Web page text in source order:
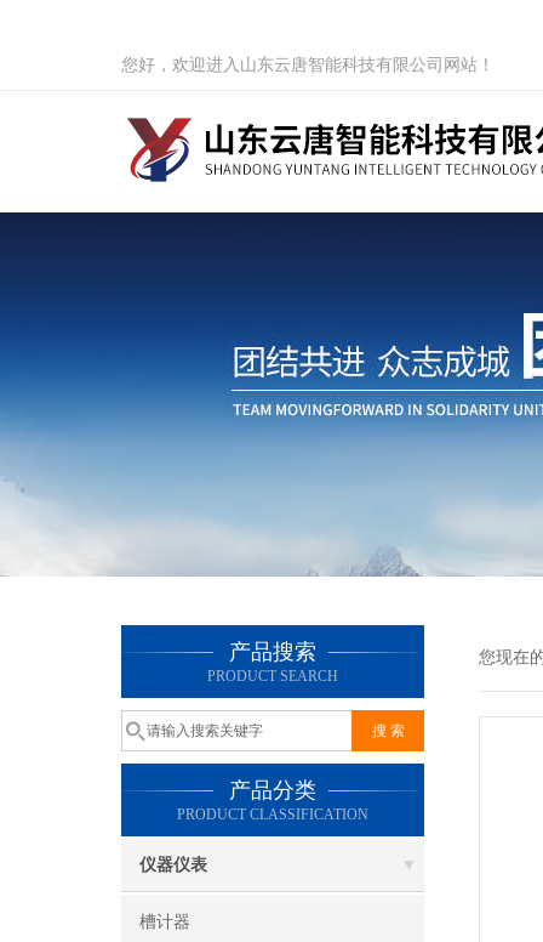
您好，欢迎进入山东云唐智能科技有限公司网站！
产品搜索
PRODUCT SEARCH
产品分类
PRODUCT CLASSIFICATION
仪器仪表
槽计器
您现在